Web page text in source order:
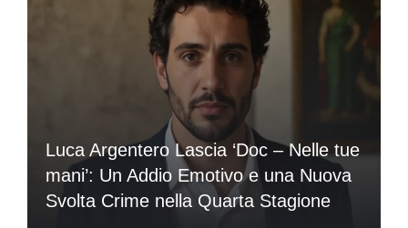
Luca Argentero Lascia ‘Doc – Nelle tue
mani’: Un Addio Emotivo e una Nuova
Svolta Crime nella Quarta Stagione